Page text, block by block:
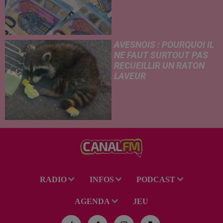
AVESNOIS : POURQUOI IL
NE FAUT SURTOUT PAS
RECUEILLIR UN RATON
LAVEUR
de lui porter secours part...
RADIO INFOS PODCAST
AGENDA JEU